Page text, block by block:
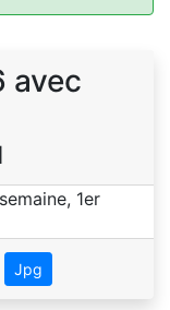
avec
Jpg